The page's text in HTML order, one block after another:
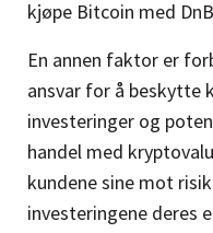
kjøpe Bitcoin med
En annen faktor er
ansvar for å beskytte
investeringer og
handel med
kundene sine mot
investeringene deres